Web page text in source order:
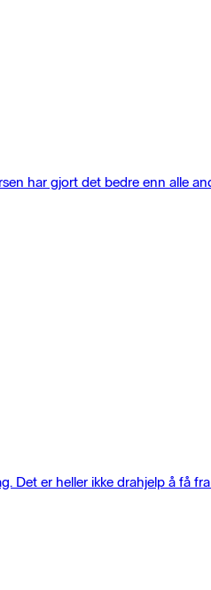
har gjort det bedre enn alle
er heller ikke drahjelp å få